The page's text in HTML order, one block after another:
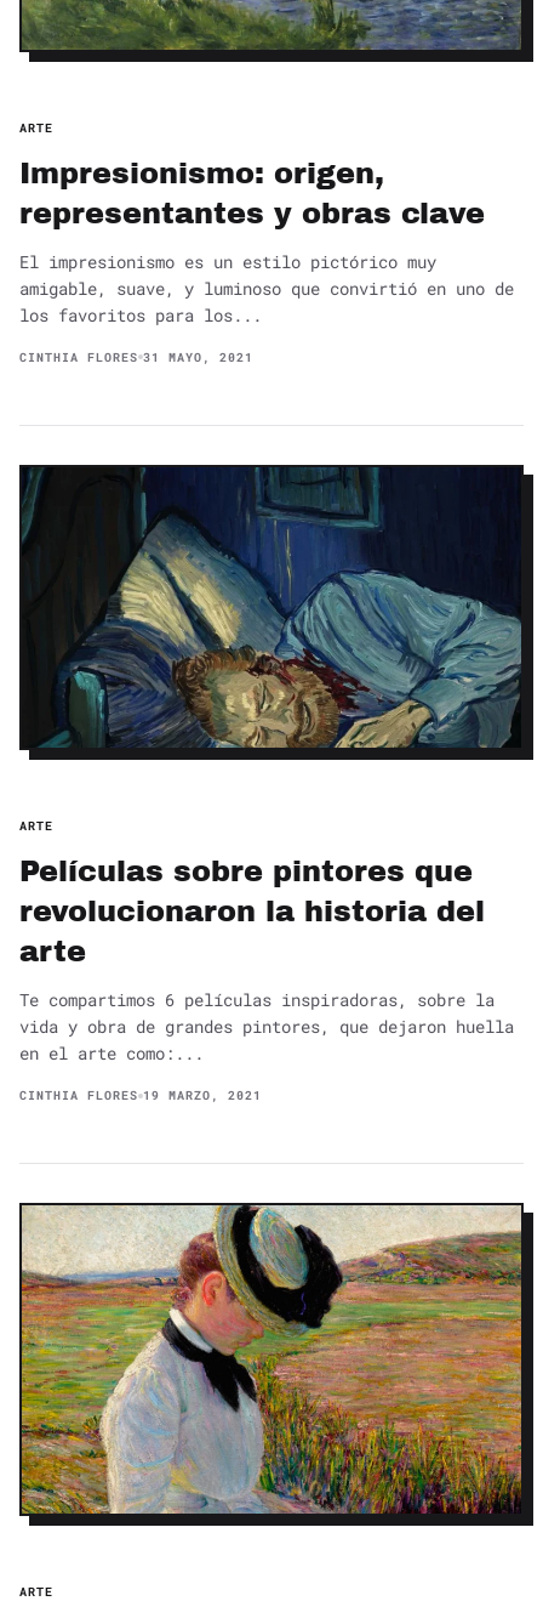
ARTE
Impresionismo: origen,
representantes y obras clave
El impresionismo es un estilo pictórico muy
amigable, suave, y luminoso que convirtió en uno de
los favoritos para los...
CINTHIA FLORES 31 MAYO, 2021
ARTE
Películas sobre pintores que
revolucionaron la historia del
arte
Te compartimos 6 películas inspiradoras, sobre la
vida y obra de grandes pintores, que dejaron huella
en el arte como:...
CINTHIA FLORES 19 MARZO, 2021
ARTE